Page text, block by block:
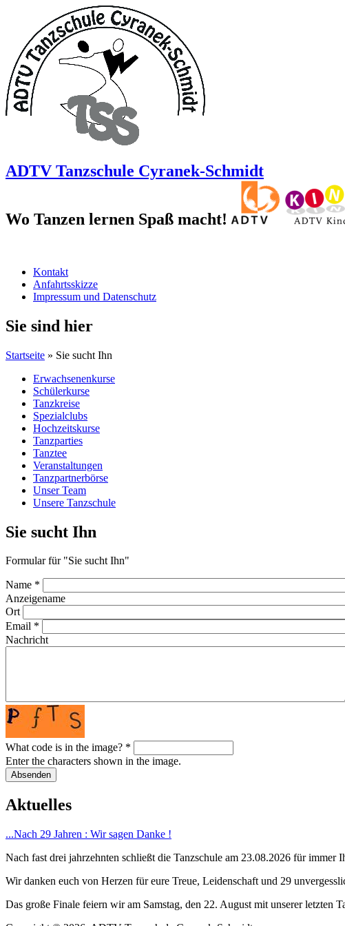
ADTV Tanzschule Cyranek-Schmidt
Wo Tanzen lernen Spaß macht!
Kontakt
Anfahrtsskizze
Impressum und Datenschutz
Sie sind hier
Startseite » Sie sucht Ihn
Erwachsenenkurse
Schülerkurse
Tanzkreise
Spezialclubs
Hochzeitskurse
Tanzparties
Tanztee
Veranstaltungen
Tanzpartnerbörse
Unser Team
Unsere Tanzschule
Sie sucht Ihn
Formular für "Sie sucht Ihn"
Name *
Anzeigename
Ort
Email *
Nachricht
What code is in the image? *
Enter the characters shown in the image.
Aktuelles
...Nach 29 Jahren : Wir sagen Danke !
Nach fast drei jahrzehnten schließt die Tanzschule am 23.08.2026 für immer
Wir danken euch von Herzen für eure Treue, Leidenschaft und 29
Das große Finale feiern wir am Samstag, den 22. August mit unserer letzten